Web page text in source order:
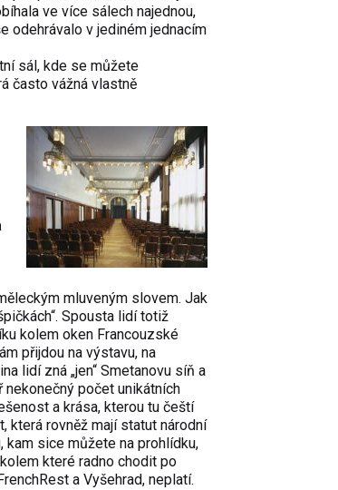
ve více sálech najednou,
odehrávalo v jediném jednacím
sál, kde se můžete
často vážná vlastně
mluveným slovem. Jak
Spousta lidí totiž
kolem oken Francouzské
přijdou na výstavu, na
lidí zná „jen“ Smetanovu síň a
počet unikátních
a krása, kterou tu čeští
která rovněž mají statut národní
kam sice můžete na prohlídku,
které radno chodit po
a Vyšehrad, neplatí.